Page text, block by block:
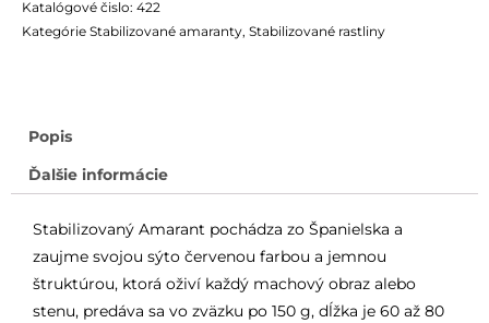
Katalógové čislo: 422
Kategórie Stabilizované amaranty, Stabilizované rastliny
Popis
Ďalšie informácie
Stabilizovaný Amarant pochádza zo Španielska a
zaujme svojou sýto červenou farbou a jemnou
štruktúrou, ktorá oživí každý machový obraz alebo
stenu, predáva sa vo zväzku po 150 g, dĺžka je 60 až 80